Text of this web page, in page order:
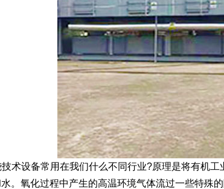
设备常用在我们什么不同行业?原理是将有机工
。氧化过程中产生的高温环境气体流过一些特殊